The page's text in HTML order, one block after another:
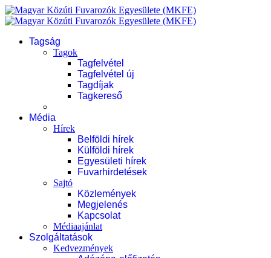
Tagság
Tagok
Tagfelvétel
Tagfelvétel új
Tagdíjak
Tagkereső
Média
Hírek
Belföldi hírek
Külföldi hírek
Egyesületi hírek
Fuvarhirdetések
Sajtó
Közlemények
Megjelenés
Kapcsolat
Médiaajánlat
Szolgáltatások
Kedvezmények